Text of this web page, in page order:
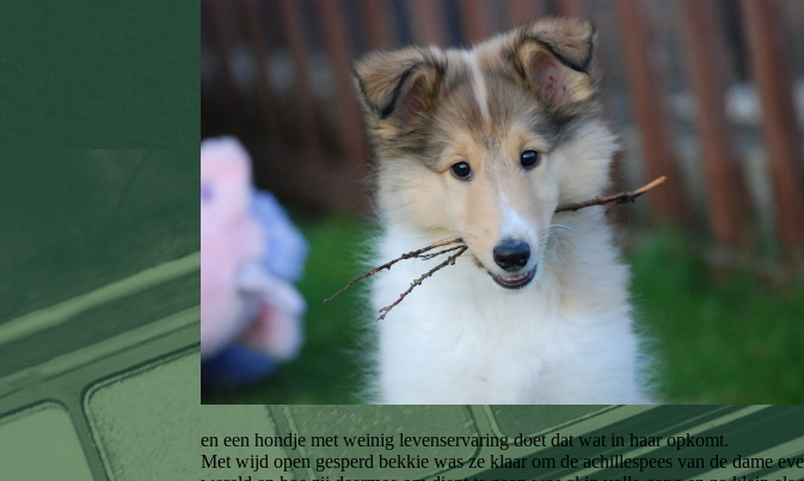
en een hondje met weinig levenservaring doet dat wat in haar opkomt.
Met wijd open gesperd bekkie was ze klaar om de achillespees van de dame